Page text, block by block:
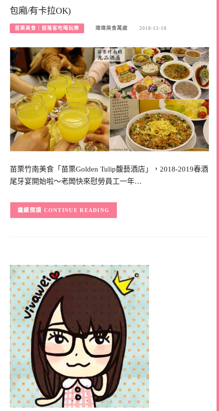
包廂/有卡拉OK)
苗栗美食｜部落客吃喝玩樂 瑋瑋美食萬歲 2018-12-18
苗栗竹南美食「苗栗Golden Tulip馥藝酒店」，2018-2019春酒
尾牙宴開始啦～老闆快來慰勞員工一年…
CONTINUE READING